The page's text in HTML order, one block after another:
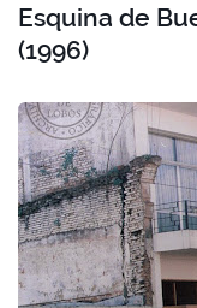
Esquina de
(1996)